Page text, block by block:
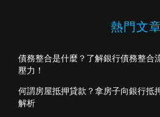
熱門文
債務整合是什麼？了解銀行債務整合
壓力！
何謂房屋抵押貸款？拿房子向銀行抵
解析